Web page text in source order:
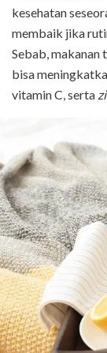
kesehatan
membaik jika
Sebab, makanan
bisa
vitamin C, serta